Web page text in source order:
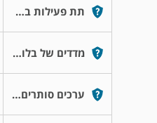
תת פעילות בבלוטת התריס
מדדים של בלוטת התריס
ערכים סותרים של בלוטת התריס